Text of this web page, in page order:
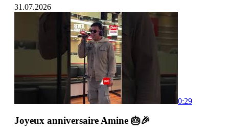
31.07.2026
0:29
Joyeux anniversaire Amine 🎂🎉